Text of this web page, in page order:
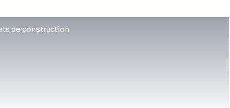
de construction